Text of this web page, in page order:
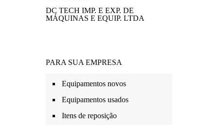
DC TECH IMP. E EXP. DE
MÁQUINAS E EQUIP. LTDA
PARA SUA EMPRESA
Equipamentos novos
Equipamentos usados
Itens de reposição